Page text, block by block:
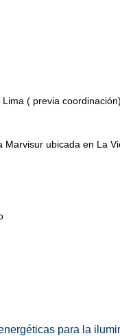
Lima ( previa coordinación)
Marvisur ubicada en La
para la